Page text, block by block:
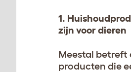
1.
zijn voor dieren
Meestal betreft
producten die